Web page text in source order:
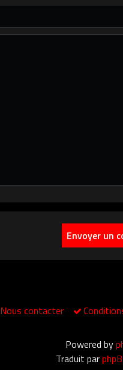
Nous contacter
Powered by
Traduit par